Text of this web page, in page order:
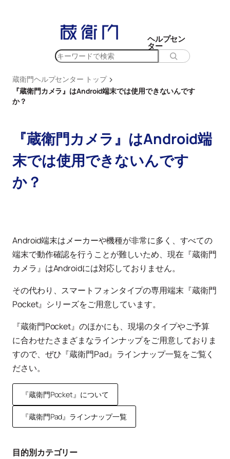
ッ
プ
ヘルプセン
ター
検
蔵衛門ヘルプセンター トップ >
『蔵衛門カメラ』はAndroid端末では使用できないんです
か？
目的別カテゴリー
『蔵衛門カメラ』はAndroid端
末では使用できないんです
か？
Android端末はメーカーや機種が非常に多く、すべての
端末で動作確認を行うことが難しいため、現在『蔵衛門
カメラ』はAndroidには対応しておりません。
その代わり、スマートフォンタイプの専用端末『蔵衛門
Pocket』シリーズをご用意しています。
『蔵衛門Pocket』のほかにも、現場のタイプやご予算
に合わせたさまざまなラインナップをご用意しておりま
すので、ぜひ『蔵衛門Pad』ラインナップ一覧をご覧く
ださい。
『蔵衛門Pocket』について
『蔵衛門Pad』ラインナップ一覧